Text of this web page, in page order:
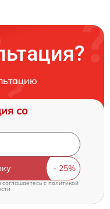
со
соглашаетесь cполитикой